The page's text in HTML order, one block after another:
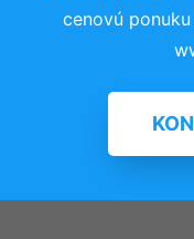
cenovú